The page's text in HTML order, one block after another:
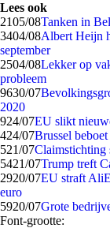
Lees ook
2105/08Tanken in
3404/08Albert Heijn
september
2504/08Lekker op
probleem
9630/07
2020
924/07EU slikt
424/07Brussel
521/07Claimstichting
5421/07Trump treft
2920/07EU straft
euro
5920/07Grote
Font-grootte: